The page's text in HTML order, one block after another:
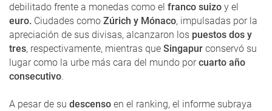
debilitado frente a monedas como el franco suizo y el
euro. Ciudades como Zúrich y Mónaco, impulsadas por la
apreciación de sus divisas, alcanzaron los puestos dos y
tres, respectivamente, mientras que Singapur conservó su
lugar como la urbe más cara del mundo porcuarto año
consecutivo.
A pesar de su descenso en el ranking, el informe subraya